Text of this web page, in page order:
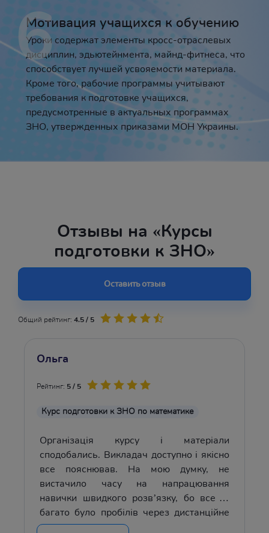
6
Мотивация учащихся к обучению
Уроки содержат элементы кросс-отраслевых
дисциплин, эдьютейнмента, майнд-фитнеса, что
способствует лучшей усвояемости материала.
Кроме того, рабочие программы учитывают
требования к подготовке учащихся,
предусмотренные в актуальных программах
ЗНО, утвержденных приказами МОН Украины.
Отзывы на «Курсы
подготовки к ЗНО»
Оставить отзыв
Общий рейтинг: 4.5 / 5
Ольга
Рейтинг: 5 / 5
Курс подготовки к ЗНО по математике
Організація курсу і матеріали
сподобались. Викладач доступно і якісно
все пояснював. На мою думку, не
вистачило часу на напрацювання
навички швидкого розвʼязку, бо все ж
багато було пробілів через дистанційне
навчання у загальноосвітній школі.